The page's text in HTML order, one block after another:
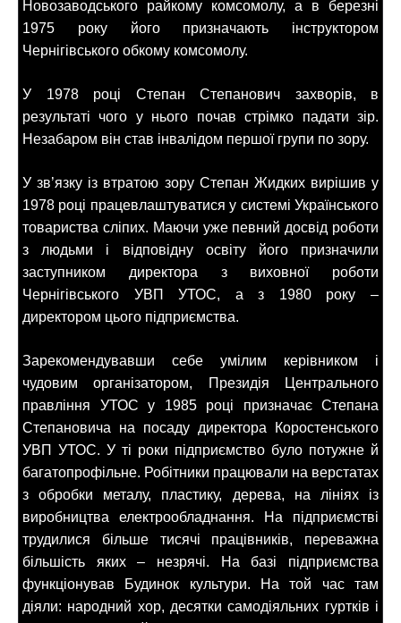
Новозаводського райкому комсомолу, а в березні
1975 року його призначають інструктором
Чернігівського обкому комсомолу.
У 1978 році Степан Степанович захворів, в
результаті чого у нього почав стрімко падати зір.
Незабаром він став інвалідом першої групи по зору.
У зв’язку із втратою зору Степан Жидких вирішив у
1978 році працевлаштуватися у системі Українського
товариства сліпих. Маючи уже певний досвід роботи
з людьми і відповідну освіту його призначили
заступником директора з виховної роботи
Чернігівського УВП УТОС, а з 1980 року –
директором цього підприємства.
Зарекомендувавши себе умілим керівником і
чудовим організатором, Президія Центрального
правління УТОС у 1985 році призначає Степана
Степановича на посаду директора Коростенського
УВП УТОС. У ті роки підприємство було потужне й
багатопрофільне. Робітники працювали на верстатах
з обробки металу, пластику, дерева, на лініях із
виробництва електрообладнання. На підприємстві
трудилися більше тисячі працівників, переважна
більшість яких – незрячі. На базі підприємства
функціонував Будинок культури. На той час там
діяли: народний хор, десятки самодіяльних гуртків і